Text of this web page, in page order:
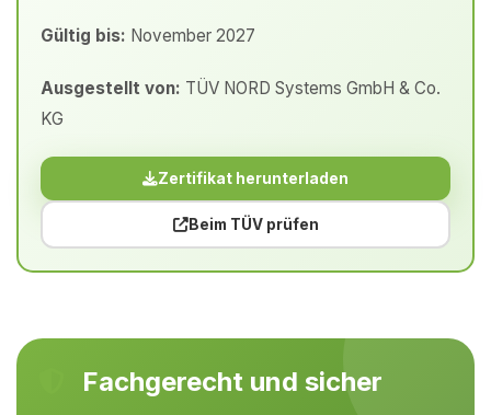
Gültig bis: November 2027
Ausgestellt von: TÜV NORD Systems GmbH & Co.
KG
Zertifikat herunterladen
Beim TÜV prüfen
Fachgerecht und sicher